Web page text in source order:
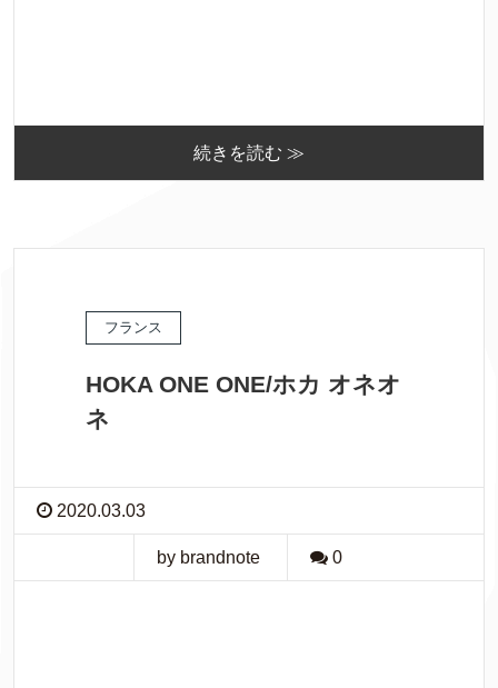
続きを読む ≫
フランス
HOKA ONE ONE/ホカ オネオ
ネ
2020.03.03
by brandnote 0